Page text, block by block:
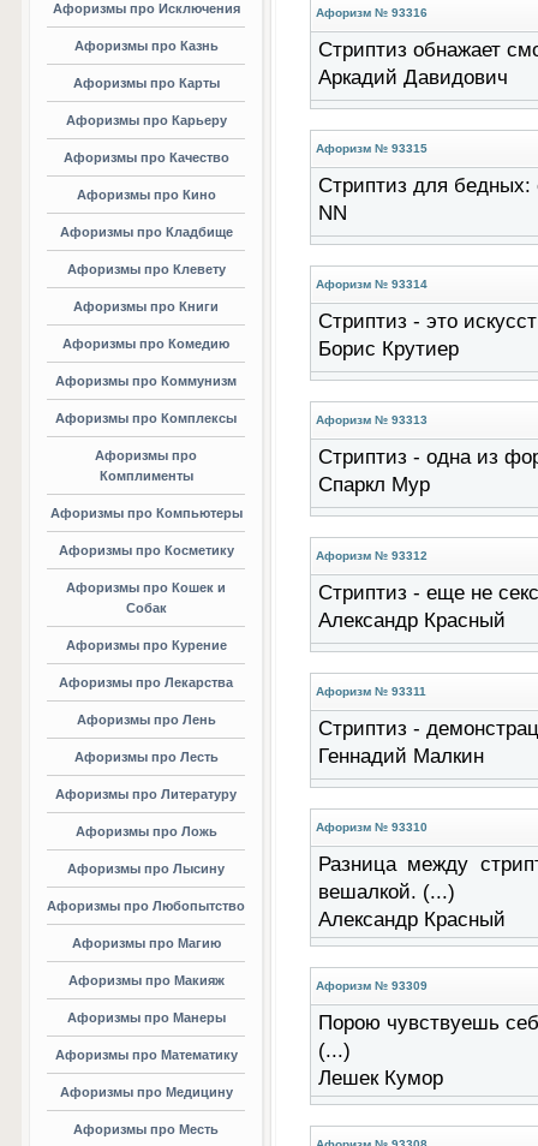
Афоризмы про Исключения
Афоризмы про Казнь
Афоризмы про Карты
Афоризмы про Карьеру
Афоризмы про Качество
Афоризмы про Кино
Афоризмы про Кладбище
Афоризмы про Клевету
Афоризмы про Книги
Афоризмы про Комедию
Афоризмы про Коммунизм
Афоризмы про Комплексы
Афоризмы про
Комплименты
Афоризмы про Компьютеры
Афоризмы про Косметику
Афоризмы про Кошек и
Собак
Афоризмы про Курение
Афоризмы про Лекарства
Афоризмы про Лень
Афоризмы про Лесть
Афоризмы про Литературу
Афоризмы про Ложь
Афоризмы про Лысину
Афоризмы про Любопытство
Афоризмы про Магию
Афоризмы про Макияж
Афоризмы про Манеры
Афоризмы про Математику
Афоризмы про Медицину
Афоризмы про Месть
Афоризм № 93316
Стриптиз обнажает
Аркадий Давидович
Афоризм № 93315
Стриптиз для
NN
Афоризм № 93314
Стриптиз - это
Борис Крутиер
Афоризм № 93313
Стриптиз - одна из
Спаркл Мур
Афоризм № 93312
Стриптиз - еще не
Александр Красный
Афоризм № 93311
Стриптиз -
Геннадий Малкин
Афоризм № 93310
Разница между
вешалкой. (...)
Александр Красный
Афоризм № 93309
Порою чувствуешь
(...)
Лешек Кумор